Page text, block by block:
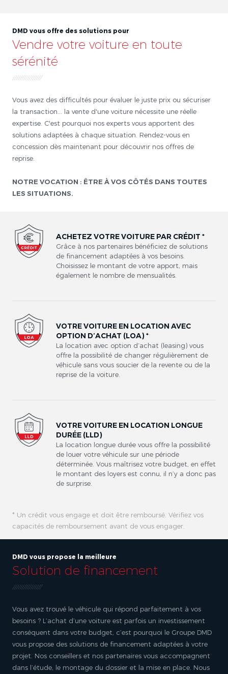
DMD vous offre des solutions pour
Vendre votre voiture en toute
sérénité
Vous avez des difficultés pour évaluer le juste prix ou sécuriser
la transaction... la vente d'une voiture nécessite une réelle
expertise. C'est pourquoi nos experts vous apportent des
solutions adaptées à chaque situation. Rendez-vous en
concession dès maintenant pour découvrir nos offres de
reprise.
NOTRE VOCATION : ÊTRE À VOS CÔTÉS DANS TOUTES
LES SITUATIONS.
DMD vous propose la meilleure
Solution de financement
Vous avez trouvé le véhicule qui répond parfaitement à vos
besoins ? L’achat d’une voiture est parfois un investissement
conséquent dans votre budget, c’est pourquoi le Groupe DMD
vous propose des solutions de financement adaptées à votre
projet. Nos conseillers et nos partenaires vous accompagnent
dans l’étude, le montage du dossier et la mise en place. Nous
ACHETEZ VOTRE VOITURE PAR CRÉDIT *
Grâce à nos partenaires bénéficiez de solutions
de financement adaptées à vos besoins.
Choisissez le montant de votre apport, mais
également le nombre de mensualités.
VOTRE VOITURE EN LOCATION AVEC
OPTION D’ACHAT (LOA) *
La location avec option d’achat (leasing) vous
offre la possibilité de changer régulièrement de
véhicule sans vous soucier de la revente ou de la
reprise de la voiture.
VOTRE VOITURE EN LOCATION LONGUE
DURÉE (LLD)
La location longue durée vous offre la possibilité
de louer votre véhicule sur une période
déterminée. Vous maîtrisez votre budget, en effet
le montant des loyers est connu, il n’y a donc pas
de surprise.
* Un crédit vous engage et doit être remboursé. Vérifiez vos
capacités de remboursement avant de vous engager.